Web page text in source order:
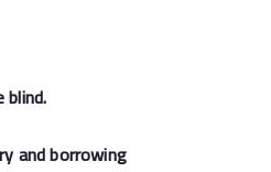
and borrowing